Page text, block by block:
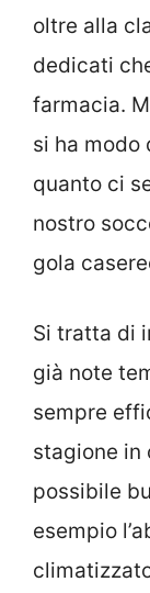
oltre alla
dedicati
farmacia.
si ha modo
quanto ci
nostro
gola
Si tratta di
già note
sempre
stagione in
possibile
esempio